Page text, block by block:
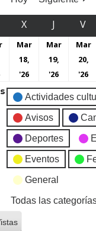
X J V
Mar
18,
'26
Mar
19,
'26
Mar
20,
'26
Actividades
Avisos
Deportes
Eventos
General
Todas las